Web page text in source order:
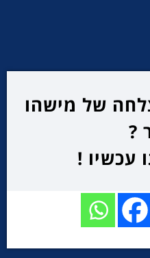
של מישהו
?
עכשיו !